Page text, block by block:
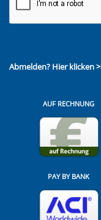
Abmelden? Hier klicken
AUF RECHNUNG
PAY BY BANK